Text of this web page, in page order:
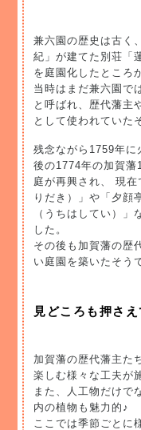
兼六園の歴史は古く
紀」が建てた別荘「
を庭園化したところ
当時はまだ兼六園で
と呼ばれ、歴代藩主
として使われていた
残念ながら1759年に
後の1774年の加賀藩
庭が再興され、 現
りだき）」や「夕顔
（うちはしてい）」
した。
その後も加賀藩の歴
い庭園を築いたそう
見どころも押さ
加賀藩の歴代藩主た
楽しむ様々な工夫が
また、人工物だけで
内の植物も魅力的♪
ここでは季節ごとに